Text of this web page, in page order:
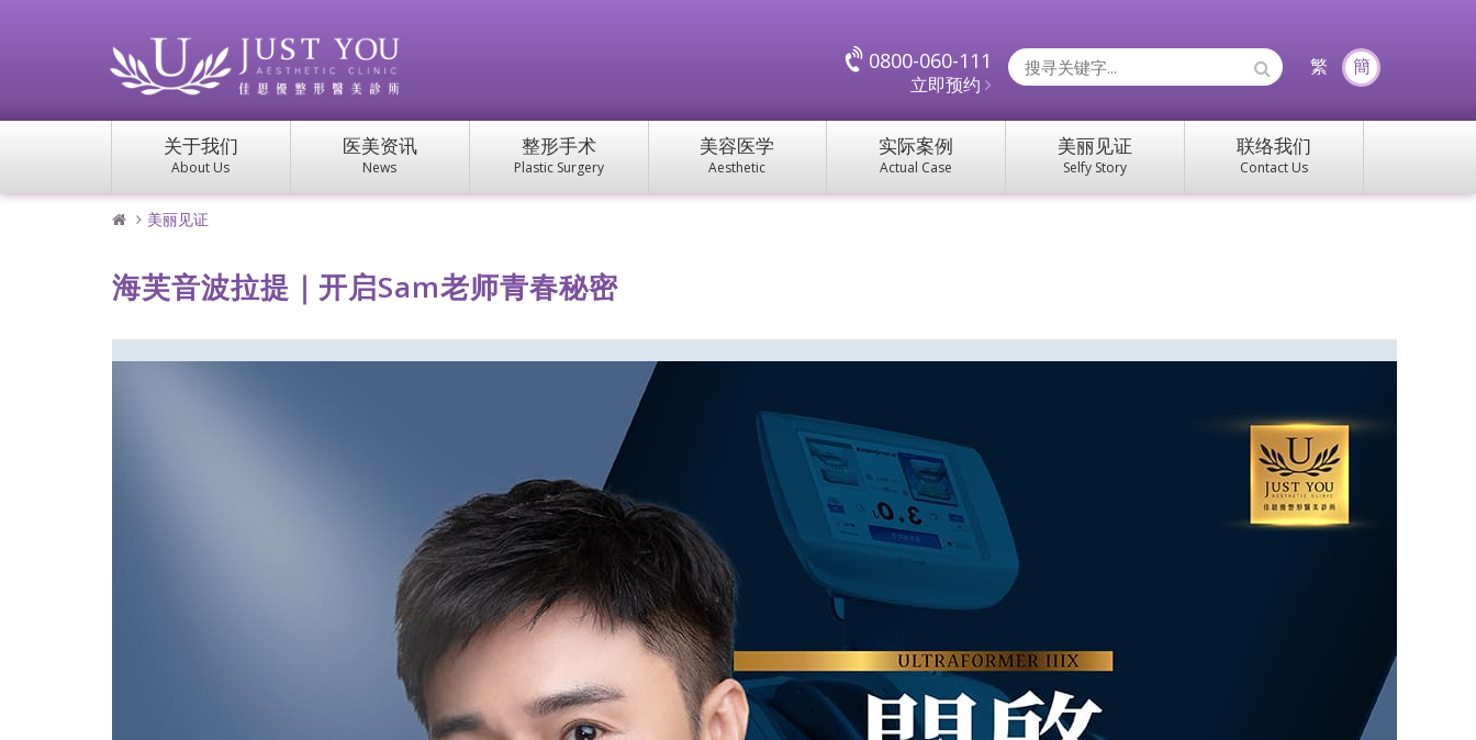
0800-060-111
立即预约
Search
Icons:
繁 簡
关于我们
About Us
医美资讯
News
整形手术
Plastic Surgery
美容医学
Aesthetic
实际案例
Actual Case
美丽见证
Selfy Story
联络我们
Contact Us
美丽见证
海芙音波拉提｜开启Sam老师青春秘密